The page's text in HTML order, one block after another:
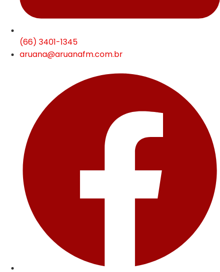
(66) 3401-1345
aruana@aruanafm.com.br